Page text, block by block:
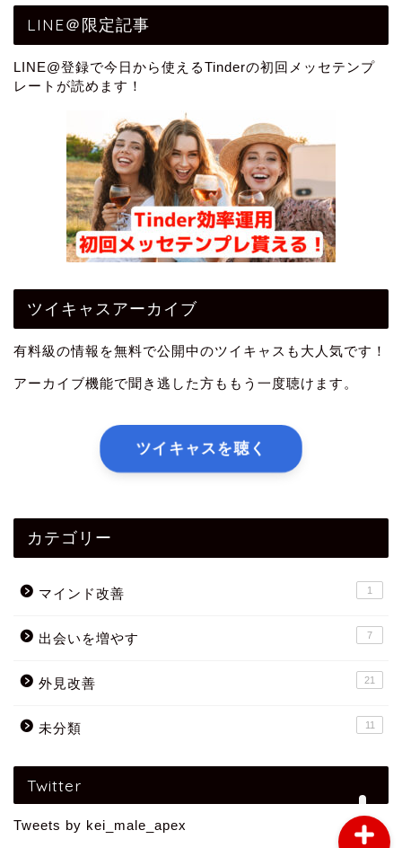
LINE＠限定記事
LINE@登録で今日から使えるTinderの初回メッセテンプ
レートが読めます！
ツイキャスアーカイブ
有料級の情報を無料で公開中のツイキャスも大人気です！
アーカイブ機能で聞き逃した方ももう一度聴けます。
ツイキャスを聴く
カテゴリー
マインド改善 1
出会いを増やす 7
外見改善 21
未分類 11
Twitter
Tweets by kei_male_apex